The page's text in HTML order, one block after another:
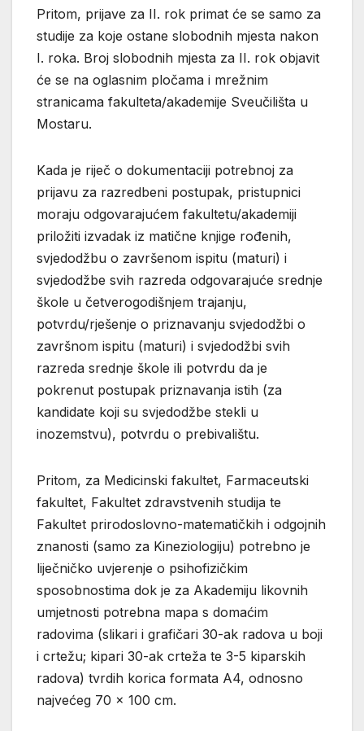
Pritom, prijave za II. rok primat će se samo za
studije za koje ostane slobodnih mjesta nakon
I. roka. Broj slobodnih mjesta za II. rok objavit
će se na oglasnim pločama i mrežnim
stranicama fakulteta/akademije Sveučilišta u
Mostaru.
Kada je riječ o dokumentaciji potrebnoj za
prijavu za razredbeni postupak, pristupnici
moraju odgovarajućem fakultetu/akademiji
priložiti izvadak iz matične knjige rođenih,
svjedodžbu o završenom ispitu (maturi) i
svjedodžbe svih razreda odgovarajuće srednje
škole u četverogodišnjem trajanju,
potvrdu/rješenje o priznavanju svjedodžbi o
završnom ispitu (maturi) i svjedodžbi svih
razreda srednje škole ili potvrdu da je
pokrenut postupak priznavanja istih (za
kandidate koji su svjedodžbe stekli u
inozemstvu), potvrdu o prebivalištu.
Pritom, za Medicinski fakultet, Farmaceutski
fakultet, Fakultet zdravstvenih studija te
Fakultet prirodoslovno-matematičkih i odgojnih
znanosti (samo za Kineziologiju) potrebno je
liječničko uvjerenje o psihofizičkim
sposobnostima dok je za Akademiju likovnih
umjetnosti potrebna mapa s domaćim
radovima (slikari i grafičari 30-ak radova u boji
i crtežu; kipari 30-ak crteža te 3-5 kiparskih
radova) tvrdih korica formata A4, odnosno
najvećeg 70 x 100 cm.